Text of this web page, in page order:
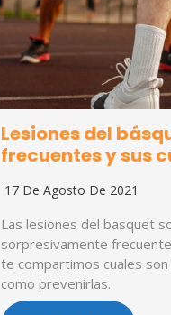
Lesiones del
frecuentes y sus
17 De Agosto De 2021
Las lesiones del basquet
sorpresivamente
te compartimos cuales
como prevenirlas.